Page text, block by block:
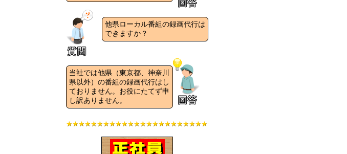
他県ローカル番組の録画代行は
できますか？
当社では他県（東京都、神奈川
県以外）の番組の録画代行はし
ておりません。お役にたてず申
し訳ありません。